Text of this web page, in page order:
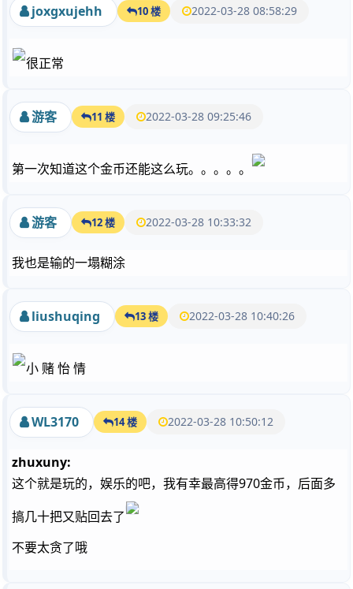
joxgxujehh 10 楼 2022-03-28 08:58:29
很正常
游客 11 楼 2022-03-28 09:25:46
第一次知道这个金币还能这么玩。。。。。
游客 12 楼 2022-03-28 10:33:32
我也是输的一塌糊涂
liushuqing 13 楼 2022-03-28 10:40:26
小 赌 怡 情
WL3170 14 楼 2022-03-28 10:50:12
zhuxuny:
这个就是玩的，娱乐的吧，我有幸最高得970金币，后面多
搞几十把又贴回去了
不要太贪了哦